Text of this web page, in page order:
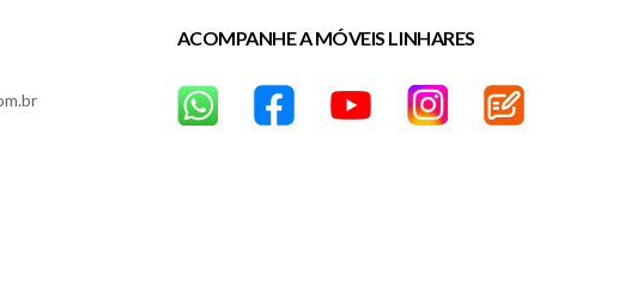
corridos após a data da entrega)
ACOMPANHE A MÓVEIS LINHARES